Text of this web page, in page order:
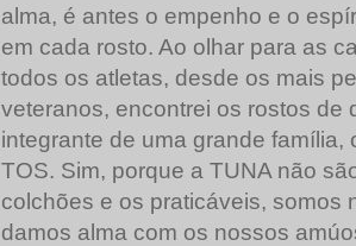
alma, é antes o empenho e o
em cada rosto. Ao olhar para as
todos os atletas, desde os mais
veteranos, encontrei os rostos de
integrante de uma grande família,
TOS. Sim, porque a TUNA não
colchões e os praticáveis, somos
damos alma com os nossos